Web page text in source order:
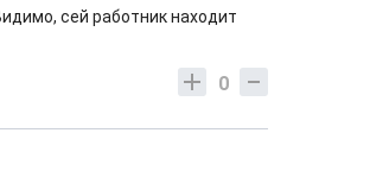
сей работник находит
0